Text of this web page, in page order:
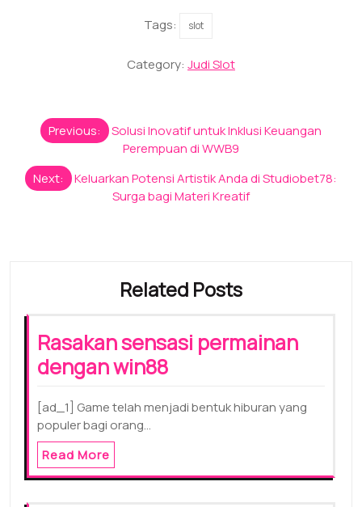
Tags: slot
Category: Judi Slot
Post
navigation
Previous:
Solusi Inovatif untuk Inklusi Keuangan
Perempuan di WWB9
Next:
Keluarkan Potensi Artistik Anda di Studiobet78:
Surga bagi Materi Kreatif
Related Posts
Rasakan sensasi permainan
dengan win88
[ad_1] Game telah menjadi bentuk hiburan yang
populer bagi orang…
Read More